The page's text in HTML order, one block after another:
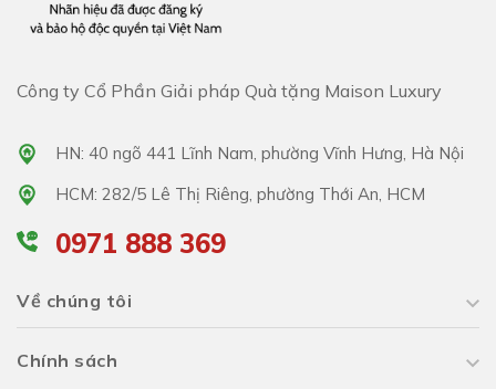
Công ty Cổ Phần Giải pháp Quà tặng Maison Luxury
HN: 40 ngõ 441 Lĩnh Nam, phường Vĩnh Hưng, Hà Nội
HCM: 282/5 Lê Thị Riêng, phường Thới An, HCM
0971 888 369
Về chúng tôi
Chính sách